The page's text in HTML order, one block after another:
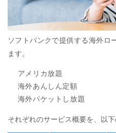
ソフトバンクで提供する海外ロ
ます。
アメリカ放題
海外あんしん定額
海外パケットし放題
それぞれのサービス概要を、以下